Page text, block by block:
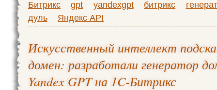
Битрикс gpt yandexgpt битрикс
дуль
Яндекс API
Искусственный интеллект
домен: разработали генератор
Yandex GPT на 1C-Битрикс